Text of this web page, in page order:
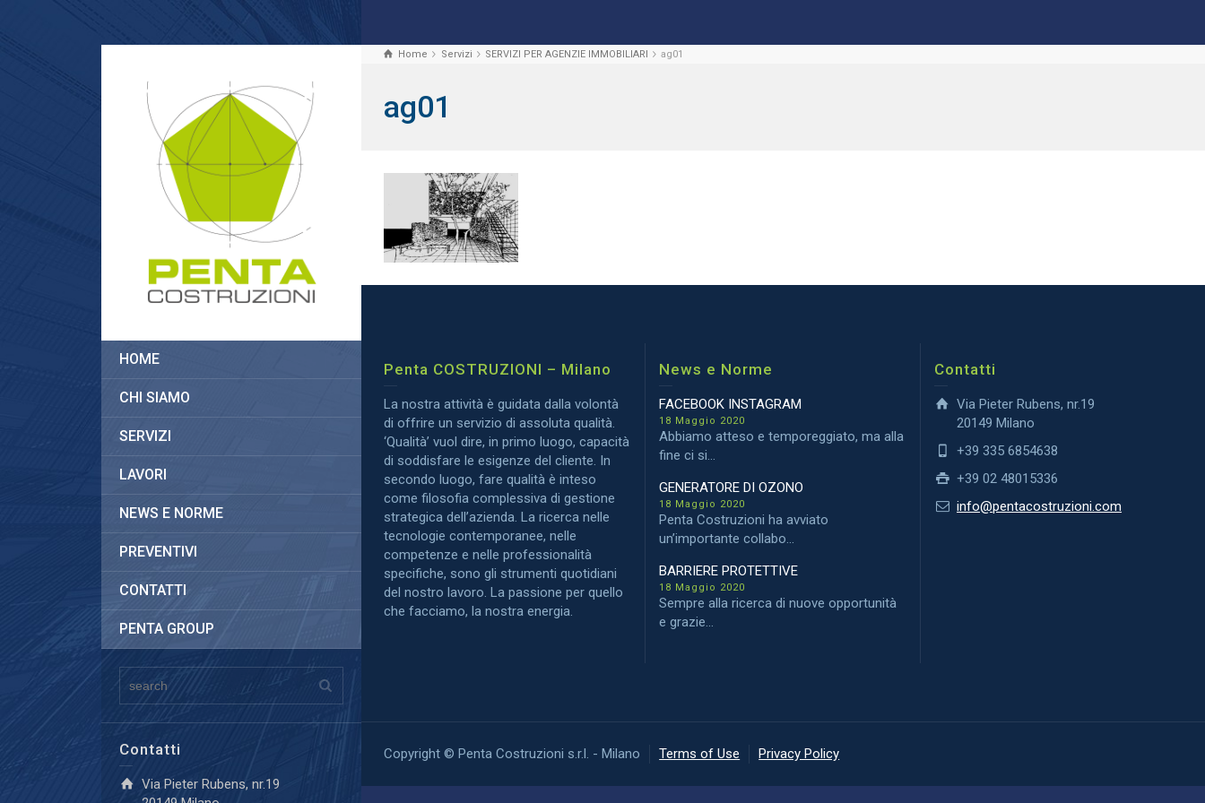
HOME
CHI SIAMO
SERVIZI
LAVORI
NEWS E NORME
PREVENTIVI
CONTATTI
PENTA GROUP
Contatti
Via Pieter Rubens, nr.19
Home Servizi SERVIZI PER AGENZIE IMMOBILIARI ag01
ag01
Penta COSTRUZIONI – Milano
La nostra attività è guidata dalla volontà
di offrire un servizio di assoluta qualità.
‘Qualità’ vuol dire, in primo luogo, capacità
di soddisfare le esigenze del cliente. In
secondo luogo, fare qualità è inteso
come filosofia complessiva di gestione
strategica dell’azienda. La ricerca nelle
tecnologie contemporanee, nelle
competenze e nelle professionalità
specifiche, sono gli strumenti quotidiani
del nostro lavoro. La passione per quello
che facciamo, la nostra energia.
News e Norme
FACEBOOK INSTAGRAM
18 Maggio 2020
Abbiamo atteso e temporeggiato, ma alla
fine ci si...
GENERATORE DI OZONO
18 Maggio 2020
Penta Costruzioni ha avviato
un’importante collabo...
BARRIERE PROTETTIVE
18 Maggio 2020
Sempre alla ricerca di nuove opportunità
e grazie...
Contatti
Via Pieter Rubens, nr.19
20149 Milano
+39 335 6854638
+39 02 48015336
info@pentacostruzioni.com
Copyright © Penta Costruzioni s.r.l. - Milano Terms of Use Privacy Policy